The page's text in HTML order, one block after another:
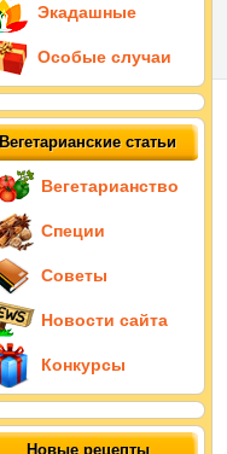
Экадашные
Особые случаи
Вегетарианские статьи
Вегетарианство
Специи
Советы
Новости сайта
Конкурсы
Новые рецепты